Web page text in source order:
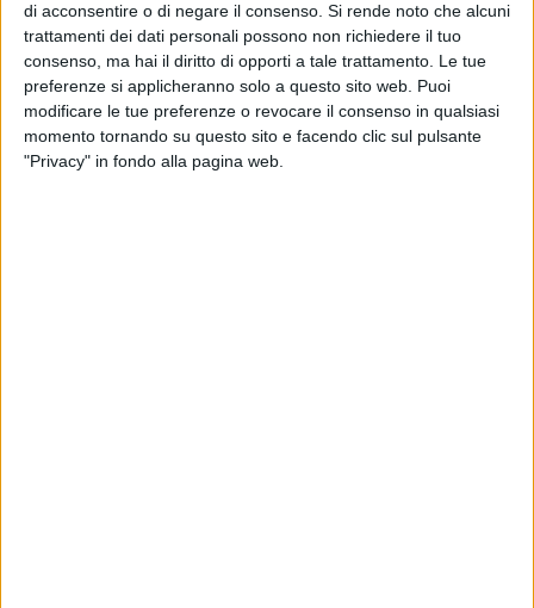
di acconsentire o di negare il consenso. Si rende noto che alcuni
trattamenti dei dati personali possono non richiedere il tuo
consenso, ma hai il diritto di opporti a tale trattamento. Le tue
preferenze si applicheranno solo a questo sito web. Puoi
modificare le tue preferenze o revocare il consenso in qualsiasi
momento tornando su questo sito e facendo clic sul pulsante
"Privacy" in fondo alla pagina web.
Il tir si è ribaltato sul fianco destro prima di entrare nella
strada statale. Non vi sarebbe alcun ferito ed il conducente è
uscito sostanzialmente illeso dall'abitacolo.
Sul posto i Carabinieri e un mezzo dell'Anas.